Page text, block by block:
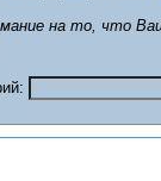
на то, что